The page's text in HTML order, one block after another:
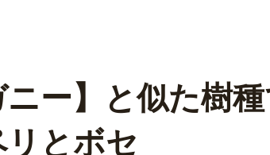
ー】と似た樹
とボセ